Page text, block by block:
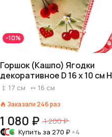
-10%
Горшок (Кашпо) Ягодки
декоративное D 16 x 10 см H
16,5 см Кремовый/красный
17 см 16 см
Заказали 246раз
1 080 ₽ 1 200 ₽
Купить за 270 ₽ ×4